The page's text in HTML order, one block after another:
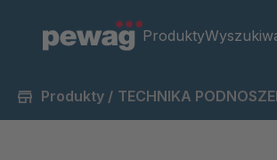
Produkty
Produkty / TECHNIKA